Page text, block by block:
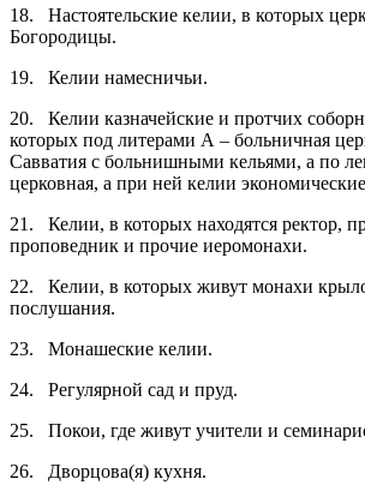
18. Настоятельские келии, в которых
Богородицы.
19. Келии намесничьи.
20. Келии казначейские и протчих
которых под литерами А – больничная
Савватия с больнишными кельями, а по
церковная, а при ней келии
21. Келии, в которых находятся ректор,
проповедник и прочие иеромонахи.
22. Келии, в которых живут монахи
послушания.
23. Монашеские келии.
24. Регулярной сад и пруд.
25. Покои, где живут учители и
26. Дворцова(я) кухня.